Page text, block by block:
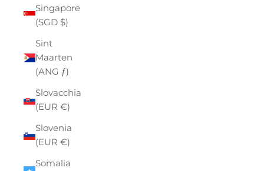
Singapore
(SGD $)
Sint
Maarten
(ANG ƒ)
Slovacchia
(EUR €)
Slovenia
(EUR €)
Somalia